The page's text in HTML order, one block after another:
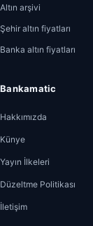
Altın arşivi
Şehir altın fiyatları
Banka altın fiyatları
Bankamatic
Hakkımızda
Künye
Yayın İlkeleri
Düzeltme Politikası
İletişim